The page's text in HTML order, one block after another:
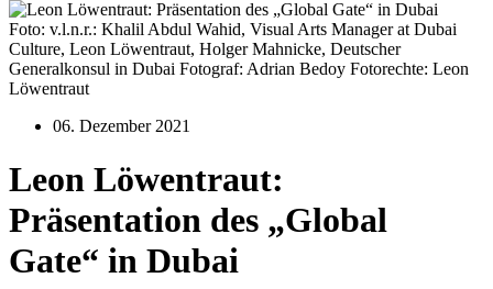
Foto: v.l.n.r.: Khalil Abdul Wahid, Visual Arts Manager at Dubai
Culture, Leon Löwentraut, Holger Mahnicke, Deutscher
Generalkonsul in Dubai Fotograf: Adrian Bedoy Fotorechte: Leon
Löwentraut
06. Dezember 2021
Leon Löwentraut:
Präsentation des „Global
Gate“ in Dubai